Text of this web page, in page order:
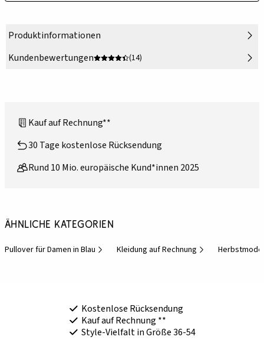
Produktinformationen
Kundenbewertungen
(14)
Kauf auf Rechnung**
30 Tage kostenlose Rücksendung
Rund 10 Mio. europäische Kund*innen 2025
Ähnliche Kategorien
Pullover für Damen in Blau Kleidung auf Rechnung
Kostenlose Rücksendung
Kauf auf Rechnung **
Style-Vielfalt in Größe 36-54